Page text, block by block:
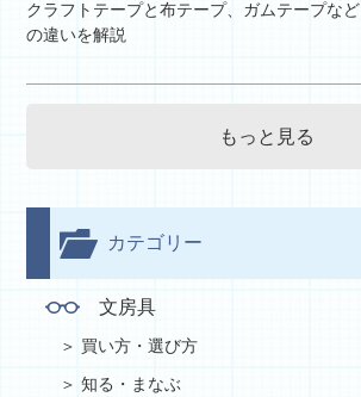
クラフトテープと布テープ、ガムテープなど
の違いを解説
もっと見る
カテゴリー
文房具
買い方・選び方
知る・まなぶ